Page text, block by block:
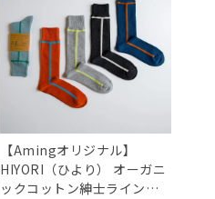
【Amingオリジナル】
HIYORI（ひより） オーガニ
ックコットン紳士ラインク